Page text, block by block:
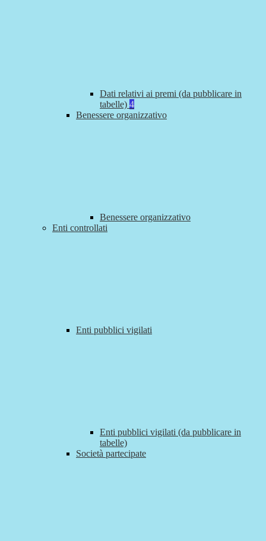
Dati relativi ai premi (da pubblicare in
tabelle) 4
Benessere organizzativo
Benessere organizzativo
Enti controllati
Enti pubblici vigilati
Enti pubblici vigilati (da pubblicare in
tabelle)
Società partecipate